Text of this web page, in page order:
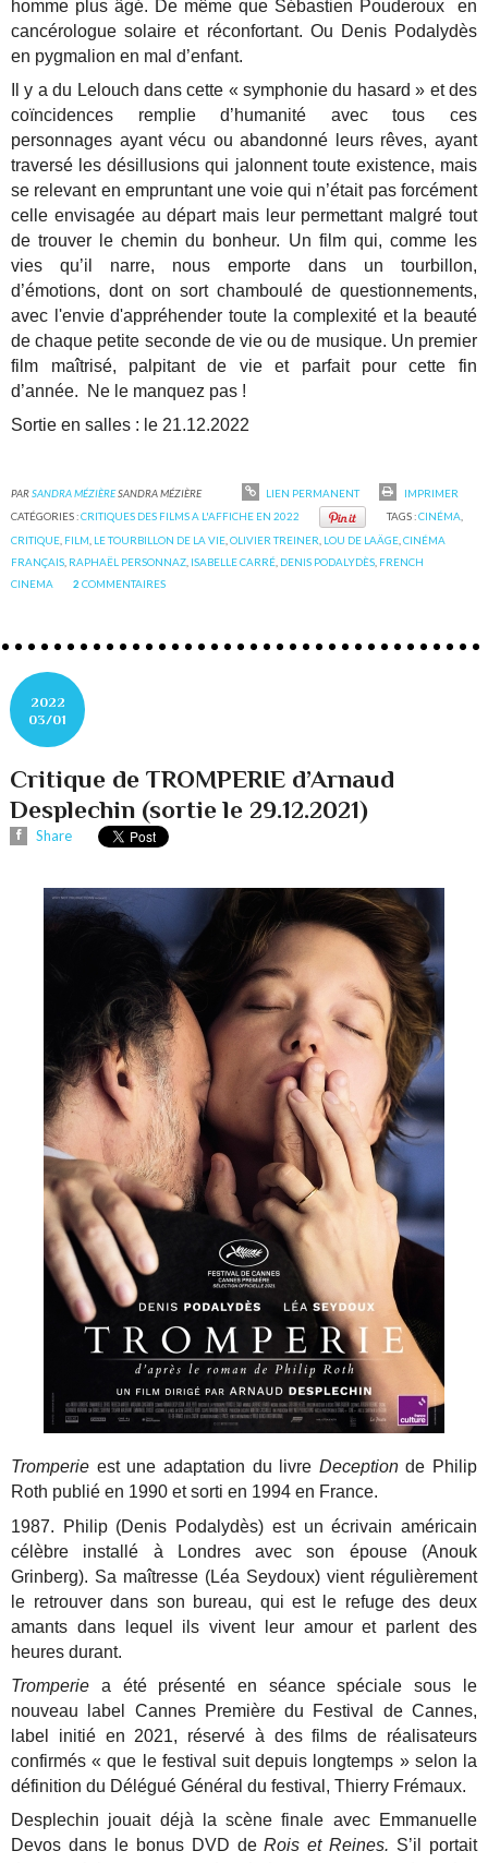
homme plus âgé. De même que Sébastien Pouderoux en
cancérologue solaire et réconfortant. Ou Denis Podalydès
en pygmalion en mal d’enfant.
Il y a du Lelouch dans cette « symphonie du hasard » et des
coïncidences remplie d’humanité avec tous ces
personnages ayant vécu ou abandonné leurs rêves, ayant
traversé les désillusions qui jalonnent toute existence, mais
se relevant en empruntant une voie qui n’était pas forcément
celle envisagée au départ mais leur permettant malgré tout
de trouver le chemin du bonheur. Un film qui, comme les
vies qu’il narre, nous emporte dans un tourbillon,
d’émotions, dont on sort chamboulé de questionnements,
avec l'envie d'appréhender toute la complexité et la beauté
de chaque petite seconde de vie ou de musique. Un premier
film maîtrisé, palpitant de vie et parfait pour cette fin
d’année. Ne le manquez pas !
Sortie en salles : le 21.12.2022
PARSANDRA MÉZIÈRESANDRA MÉZIÈRE LIEN PERMANENT
IMPRIMER
CATÉGORIES :CRITIQUES DES FILMS A L'AFFICHE EN 2022 TAGS :CINÉMA
CRITIQUE FILM LE TOURBILLON DE LA VIE ,OLIVIER TREINER LOU DE LAÄGE ,CINÉMA
FRANÇAIS RAPHAËL PERSONNAZ ISABELLE CARRÉ DENIS PODALYDÈS FRENCH
CINEMA
2 COMMENTAIRES
2022
03/01
Critique de TROMPERIE d’Arnaud
Desplechin (sortie le 29.12.2021)
Share
Tromperie est une adaptation du livre Deceptionde Philip
Roth publié en 1990 et sorti en 1994 en France.
1987. Philip (Denis Podalydès) est un écrivain américain
célèbre installé à Londres avec son épouse (Anouk
Grinberg). Sa maîtresse (Léa Seydoux) vient régulièrement
le retrouver dans son bureau, qui est le refuge des deux
amants dans lequel ils vivent leur amour et parlent des
heures durant.
Tromperie a été présenté en séance spéciale sous le
nouveau label Cannes Première du Festival de Cannes,
label initié en 2021, réservé à des films de réalisateurs
confirmés « que le festival suit depuis longtemps » selon la
définition du Délégué Général du festival, Thierry Frémaux.
Desplechin jouait déjà la scène finale avec Emmanuelle
Devos dans le bonus DVD deRois et Reines. S’il portait